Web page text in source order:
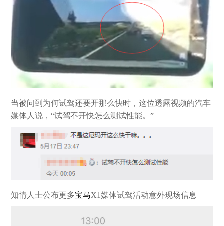
当被问到为何试驾还要开那么快时，这位透露视频的汽车
媒体人说，“试驾不开快怎么测试性能。”
知情人士公布更多宝马X1媒体试驾活动意外现场信息